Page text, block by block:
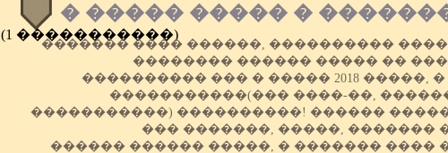
� ����� ����� �
(1 �����������)
������� ���� ������, ����������
�������� ������ ����� ��
���������� ��� � ����� 2018 �����,
�����������(��� ����-��,
�����������) ����������! ������
��� �������, �����, �������
������ ������ �����, � ������� ����